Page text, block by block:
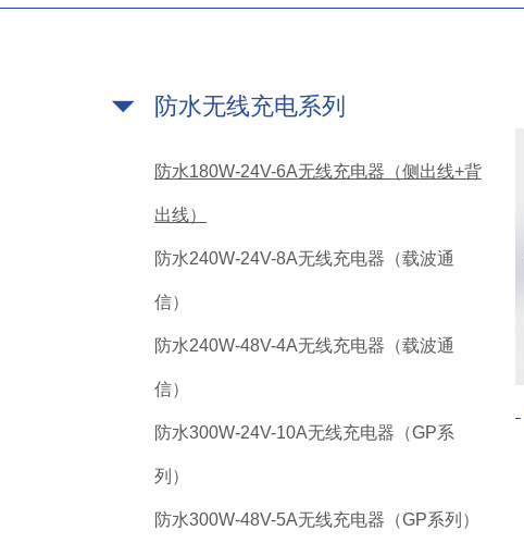
防水无线充电系列
防水180W-24V-6A无线充电器（侧出线+背
出线）
防水240W-24V-8A无线充电器（载波通
信）
防水240W-48V-4A无线充电器（载波通
信）
防水300W-24V-10A无线充电器（GP系
列）
防水300W-48V-5A无线充电器（GP系列）